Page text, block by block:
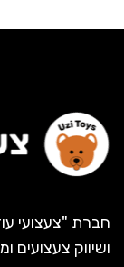
חברת "צעצועי
ושיווק צעצועים